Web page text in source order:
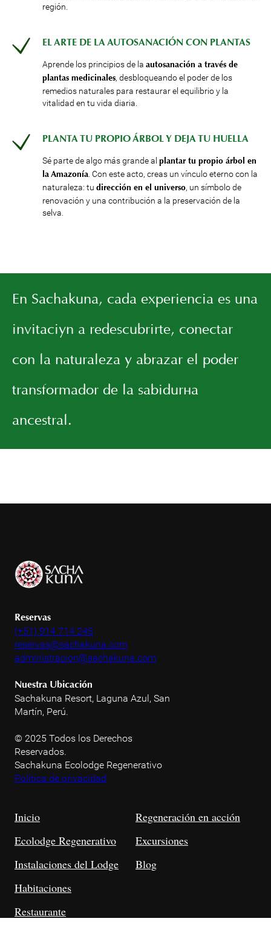
región.
EL ARTE DE LA AUTOSANACIÓN CON PLANTAS
Aprende los principios de la autosanación a través de
plantas medicinales, desbloqueando el poder de los
remedios naturales para restaurar el equilibrio y la
vitalidad en tu vida diaria.
PLANTA TU PROPIO ÁRBOL Y DEJA TU HUELLA
Sé parte de algo más grande al plantar tu propio árbol en
la Amazonía . Con este acto, creas un vínculo eterno con la
naturaleza: tu dirección en el universo, un símbolo de
renovación y una contribución a la preservación de la
selva.
En Sachakuna, cada experiencia es una
invitación a redescubrirte, conectar
con la naturaleza y abrazar el poder
transformador de la sabiduría
ancestral.
Reservas
(+51) 914 714 245
reservas@sachakuna.com
administracion@sachakuna.com
Nuestra Ubicación
Sachakuna Resort, Laguna Azul, San
Martín, Perú.
© 2025 Todos los Derechos
Reservados.
Sachakuna Ecolodge Regenerativo
Política de privacidad
Inicio
Ecolodge Regenerativo
Instalaciones del Lodge
Habitaciones
Restaurante
Regeneración en acción
Excursiones
Blog